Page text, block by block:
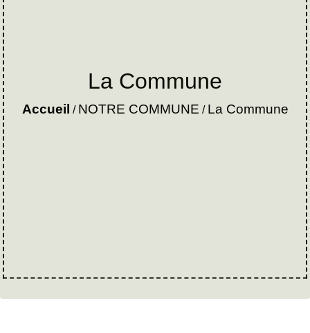
La Commune
Accueil / NOTRE COMMUNE / La Commune